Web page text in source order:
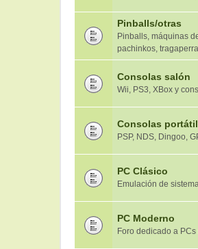
Pinballs/otras
Pinballs, máquinas
pachinkos,
Consolas salón
Wii, PS3, XBox y
Consolas
PSP, NDS, Dingoo,
PC Clásico
Emulación de
PC Moderno
Foro dedicado a